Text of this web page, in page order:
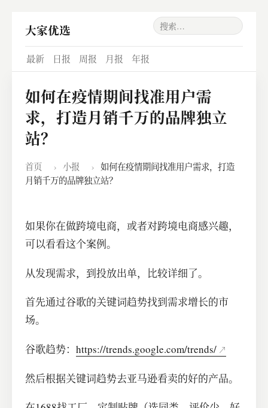
大家优选
最新 日报 周报 月报 年报
如何在疫情期间找准用户需
求，打造月销千万的品牌独立
站？
首页 › 小报 ›
如何在疫情期间找准用户需求，打造
月销千万的品牌独立站？
如果你在做跨境电商，或者对跨境电商感兴趣，
可以看看这个案例。
从发现需求，到投放出单，比较详细了。
首先通过谷歌的关键词趋势找到需求增长的市
场。
谷歌趋势：https://trends.google.com/trends/
然后根据关键词趋势去亚马逊看卖的好的产品。